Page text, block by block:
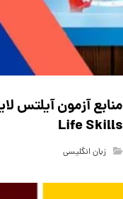
Life Skills
زبان انگلیسی